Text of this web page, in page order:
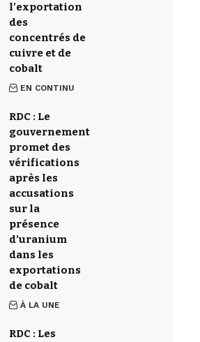
l’exportation
des
concentrés de
cuivre et de
cobalt
EN CONTINU
RDC : Le
gouvernement
promet des
vérifications
après les
accusations
sur la
présence
d’uranium
dans les
exportations
de cobalt
À LA UNE
RDC : Les